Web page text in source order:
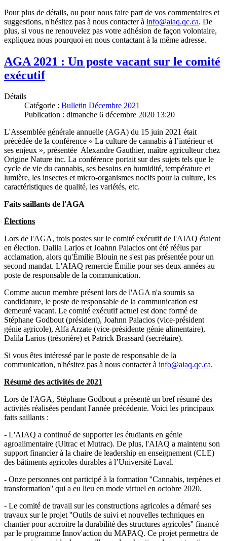
Pour plus de détails, ou pour nous faire part de vos commentaires et
suggestions, n'hésitez pas à nous contacter à info@aiaq.qc.ca. De
plus, si vous ne renouvelez pas votre adhésion de façon volontaire,
expliquez nous pourquoi en nous contactant à la même adresse.
AGA 2021 : Un poste vacant sur le comité
exécutif
Détails
Catégorie : Bulletin Décembre 2021
Publication : dimanche 6 décembre 2020 13:20
L'Assemblée générale annuelle (AGA) du 15 juin 2021 était
précédée de la conférence « La culture de cannabis à l’intérieur et
ses enjeux », présentée Alexandre Gauthier, maître agriculteur chez
Origine Nature inc. La conférence portait sur des sujets tels que le
cycle de vie du cannabis, ses besoins en humidité, température et
lumière, les insectes et micro-organismes nocifs pour la culture, les
caractéristiques de qualité, les variétés, etc.
Faits saillants de l'AGA
Élections
Lors de l'AGA, trois postes sur le comité exécutif de l'AIAQ étaient
en élection. Dalila Larios et Joahnn Palacios ont été réélus par
acclamation, alors qu'Émilie Blouin ne s'est pas présentée pour un
second mandat. L'AIAQ remercie Émilie pour ses deux années au
poste de responsable de la communication.
Comme aucun membre présent lors de l'AGA n'a soumis sa
candidature, le poste de responsable de la communication est
demeuré vacant. Le comité exécutif actuel est donc formé de
Stéphane Godbout (président), Joahnn Palacios (vice-président
génie agricole), Alfa Arzate (vice-présidente génie alimentaire),
Dalila Larios (trésorière) et Patrick Brassard (secrétaire).
Si vous êtes intéressé par le poste de responsable de la
communication, n'hésitez pas à nous contacter à info@aiaq.qc.ca.
Résumé des activités de 2021
Lors de l'AGA, Stéphane Godbout a présenté un bref résumé des
activités réalisées pendant l'année précédente. Voici les principaux
faits saillants :
- L'AIAQ a continué de supporter les étudiants en génie
agroalimentaire (Ultrac et Mutrac). De plus, l'AIAQ a maintenu son
support financier à la chaire de leadership en enseignement (CLE)
des bâtiments agricoles durables à l’Université Laval.
- Onze personnes ont participé à la formation ''Cannabis, terpènes et
transformation'' qui a eu lieu en mode virtuel en octobre 2020.
- Le comité de travail sur les constructions agricoles a démaré ses
travaux sur le projet ''Outils de suivi et nouvelles techniques en
chantier pour accroitre la durabilité des structures agricoles'' financé
par le programme Innov'action du MAPAQ. Ce projet permettra de